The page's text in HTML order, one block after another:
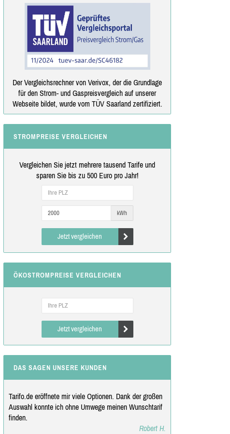
Der Vergleichsrechner von Verivox, der die Grundlage
für den Strom- und Gaspreisvergleich auf unserer
Webseite bildet, wurde vom TÜV Saarland zertifiziert.
STROMPREISE VERGLEICHEN
Vergleichen Sie jetzt mehrere tausend Tarife und
sparen Sie bis zu 500 Euro pro Jahr!
kWh
Jetzt vergleichen
ÖKOSTROMPREISE VERGLEICHEN
Jetzt vergleichen
DAS SAGEN UNSERE KUNDEN
Tarifo.de eröffnete mir viele Optionen. Dank der großen
Auswahl konnte ich ohne Umwege meinen Wunschtarif
finden.
Robert H.